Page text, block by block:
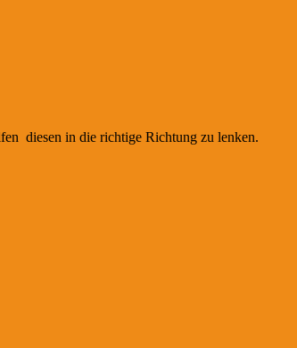
diesen in die richtige Richtung zu lenken.